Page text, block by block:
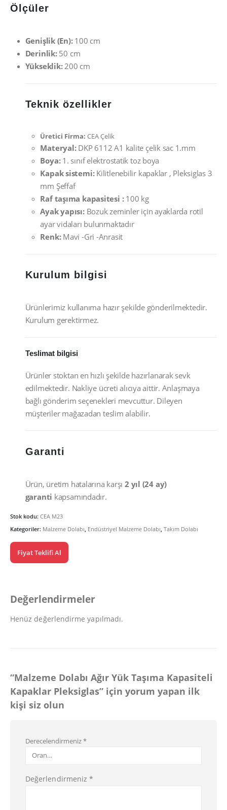
Ölçüler
Genişlik (En):100 cm
Derinlik:50 cm
Yükseklik:200 cm
Teknik özellikler
Üretici Firma: CEA Çelik
Materyal:DKP 6112 A1 kalite çelik sac 1.mm
Boya:1. sınıf elektrostatik toz boya
Kapak sistemi:Kilitlenebilir kapaklar , Pleksiglas 3
mm Şeffaf
Raf taşıma kapasitesi : 100 kg
Ayak yapısı:Bozuk zeminler için ayaklarda rotil
ayar vidaları bulunmaktadır
Renk:Mavi -Gri -Anrasit
Kurulum bilgisi
Ürünlerimiz kullanıma hazır şekilde gönderilmektedir.
Kurulum gerektirmez.
Teslimat bilgisi
Ürünler stoktan en hızlı şekilde hazırlanarak sevk
edilmektedir. Nakliye ücreti alıcıya aittir. Anlaşmaya
bağlı gönderim seçenekleri mevcuttur. Dileyen
müşteriler mağazadan teslim alabilir.
Garanti
Ürün, üretim hatalarına karşı2 yıl (24 ay)
garanti kapsamındadır.
Stok kodu: CEA M23
Kategoriler: Malzeme Dolabı, Endüstriyel Malzeme Dolabı, Takım Dolabı
Fiyat Teklifi Al
Değerlendirmeler
Henüz değerlendirme yapılmadı.
“Malzeme Dolabı Ağır Yük Taşıma Kapasiteli
Kapaklar Pleksiglas” için yorum yapan ilk
kişi siz olun
Derecelendirmeniz*
Değerlendirmeniz*